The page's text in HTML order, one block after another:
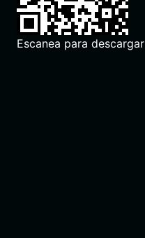
Escanea para descargar